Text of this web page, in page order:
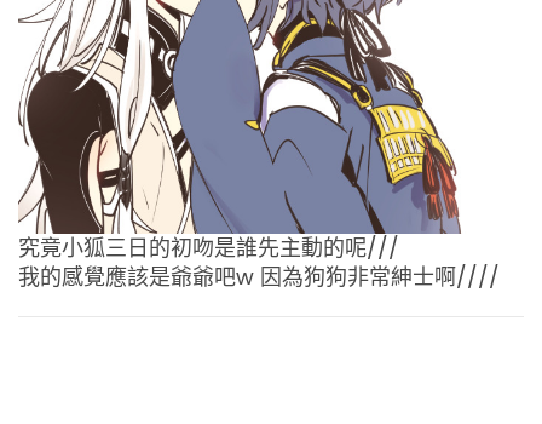
究竟小狐三日的初吻是誰先主動的呢///
我的感覺應該是爺爺吧w 因為狗狗非常紳士啊////